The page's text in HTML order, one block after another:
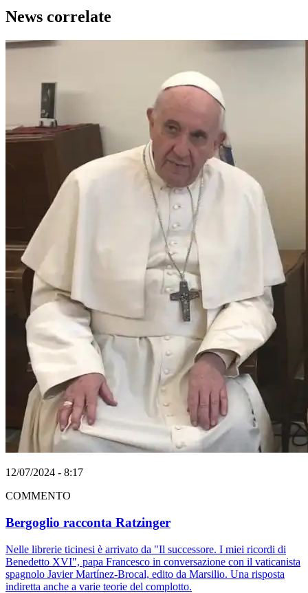
News correlate
12/07/2024 - 8:17
COMMENTO
Bergoglio racconta Ratzinger
Nelle librerie ticinesi è arrivato da "Il successore. I miei ricordi di
Benedetto XVI", papa Francesco in conversazione con il vaticanista
spagnolo Javier Martínez-Brocal, edito da Marsilio. Una risposta
indiretta anche a varie teorie del complotto.